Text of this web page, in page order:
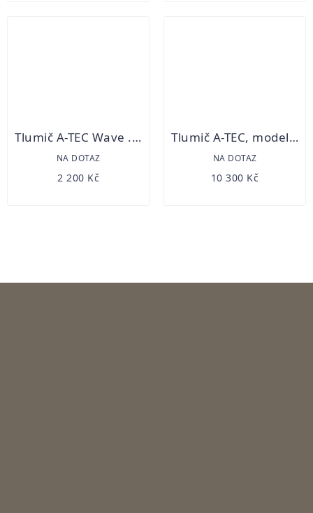
Tlumič A-TEC Wave .22LR, na závit 1/2"-28 UNF
NA DOTAZ
2 200 Kč
Tlumič A-TEC, model H2, 3 modulový pro ráže do .30 (7,62mm) na adaptér A-Lock Mini
NA DOTAZ
10 300 Kč